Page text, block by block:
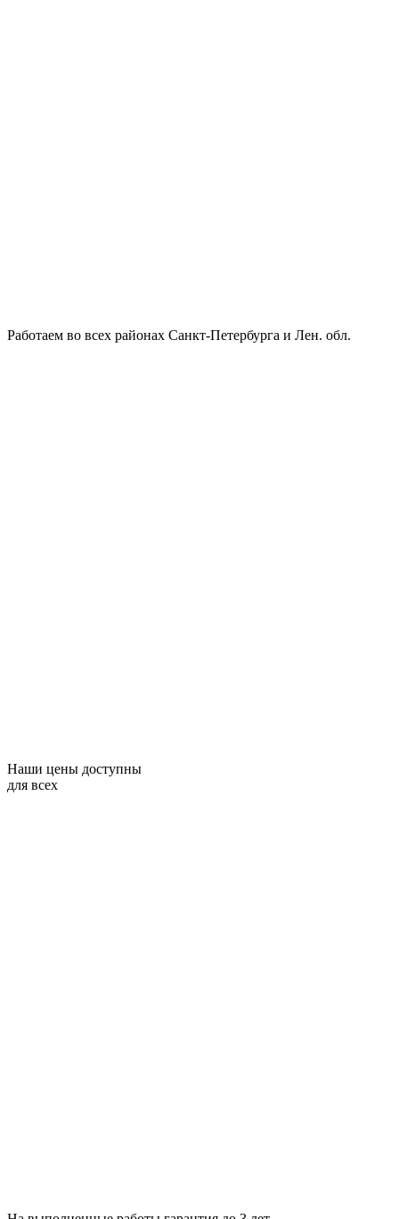
Работаем во всех районах Санкт-Петербурга и Лен. обл.
Наши цены доступны
для всех